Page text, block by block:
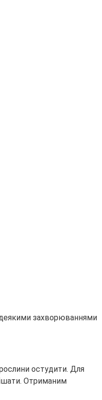
деякими захворюваннями
остудити. Для
Отриманим